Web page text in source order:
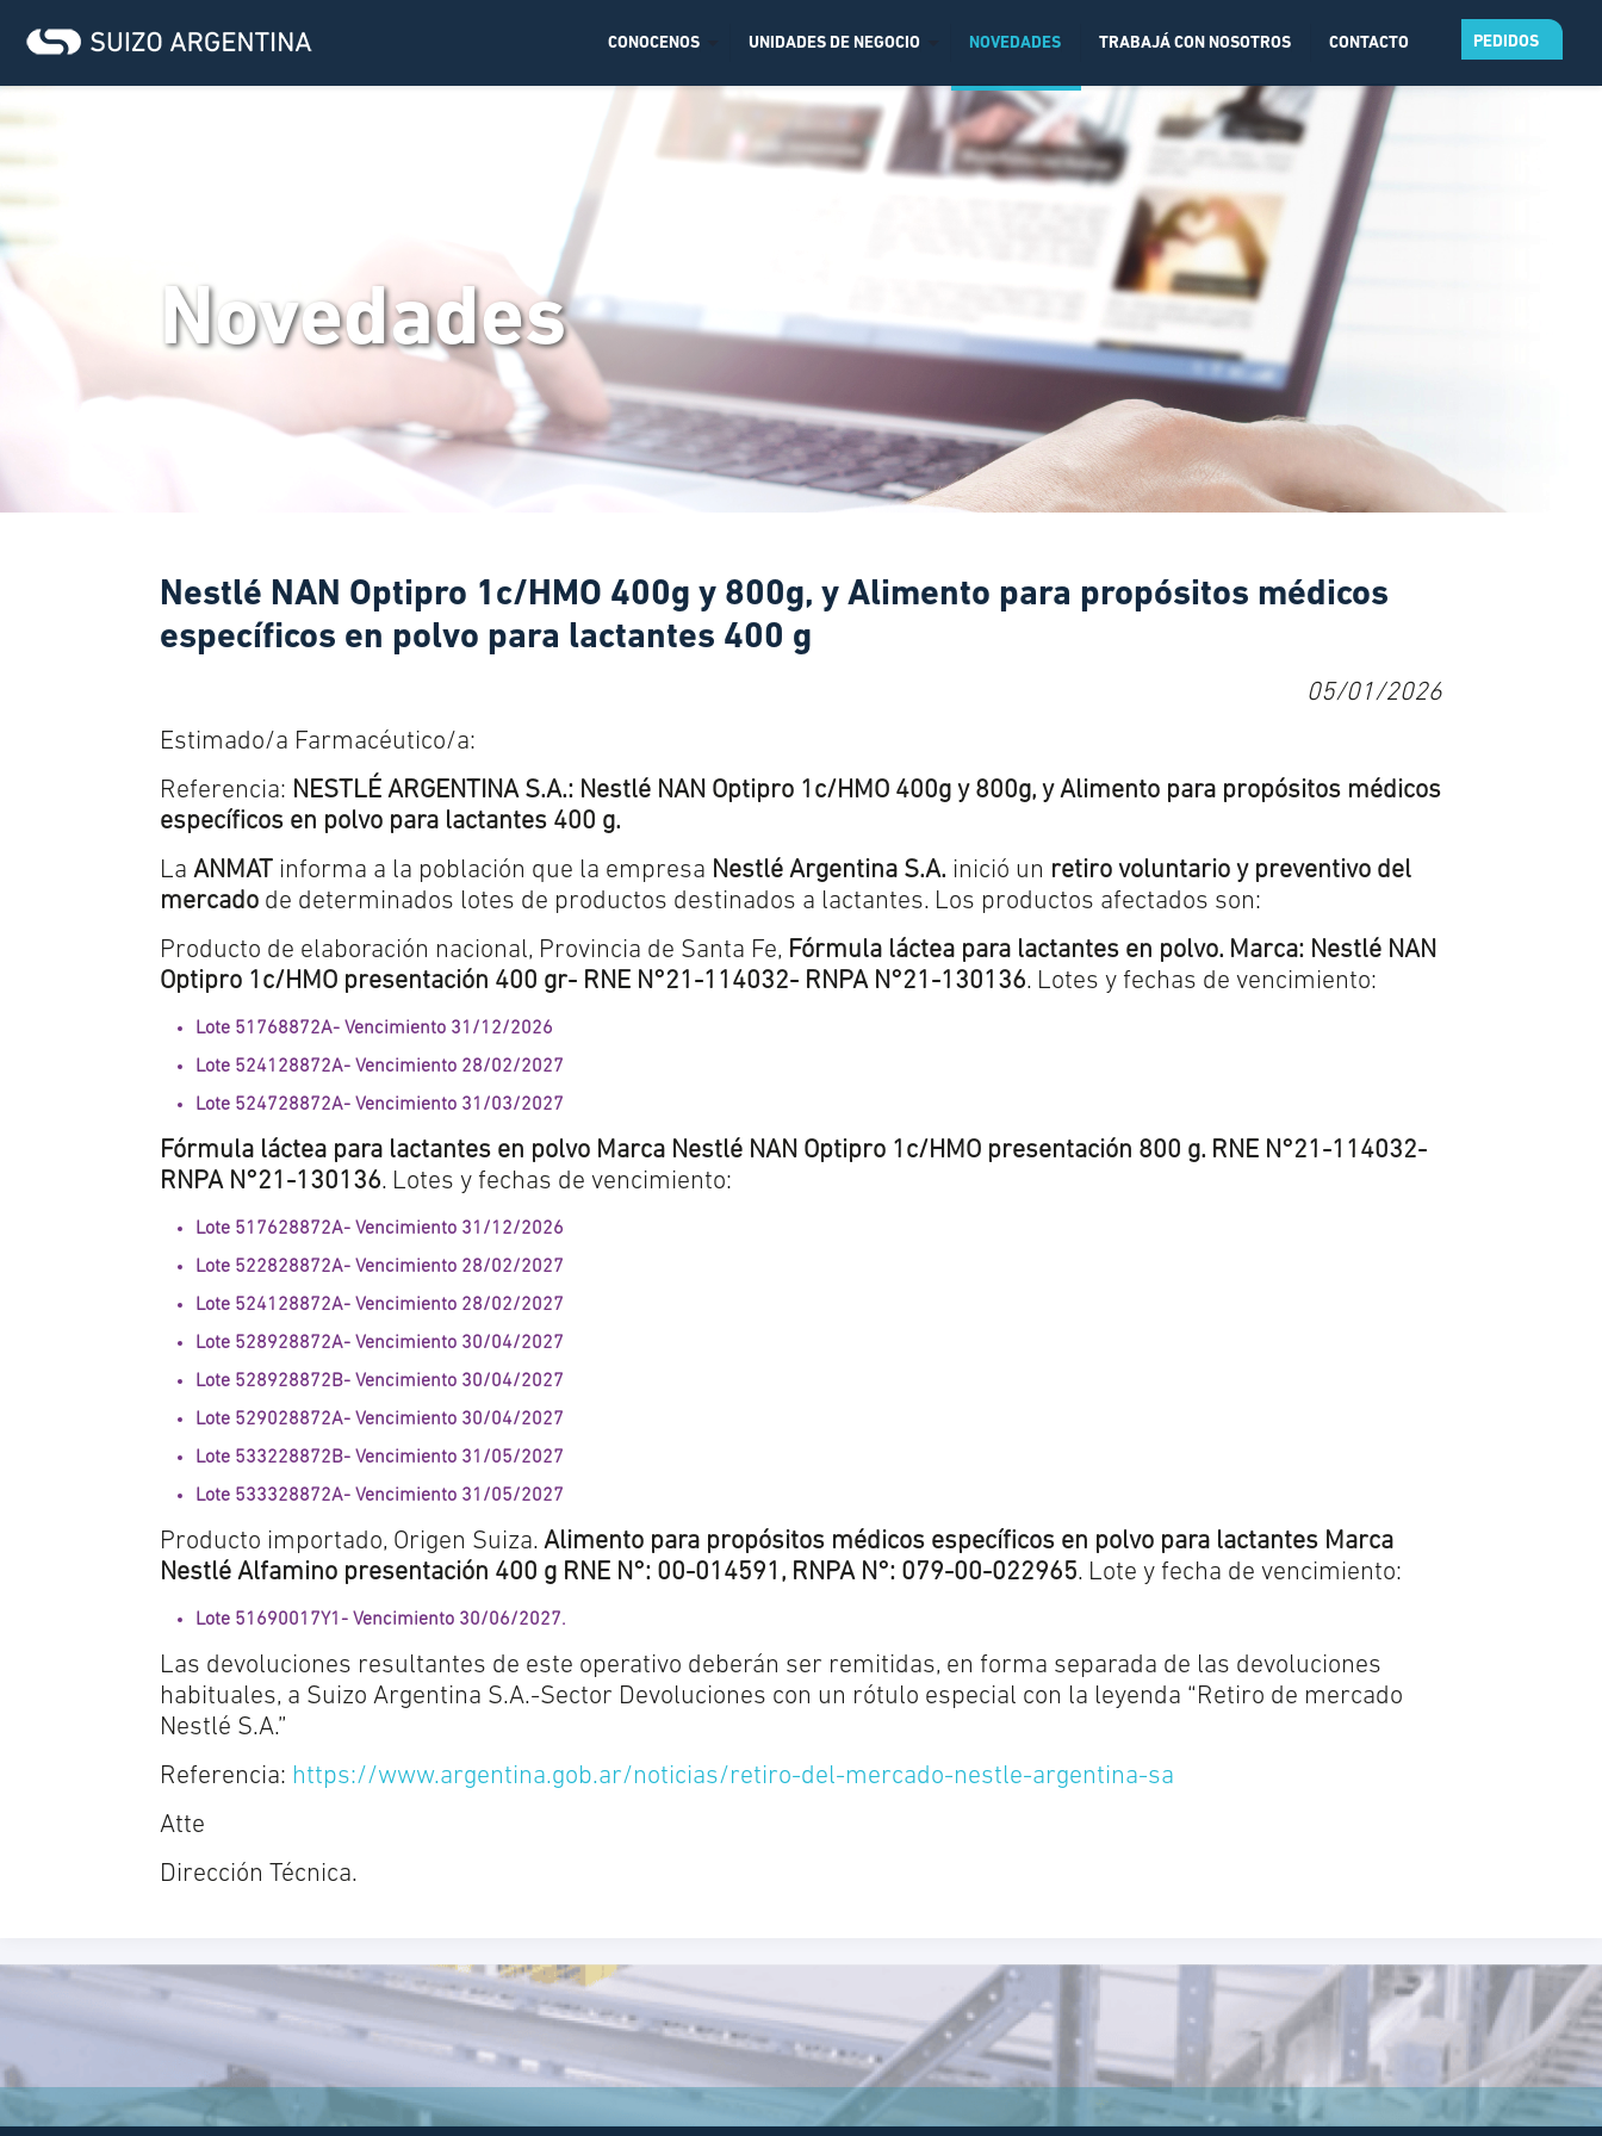
CONOCENOS UNIDADES DE NEGOCIO NOVEDADES TRABAJÁ CON NOSOTROS CONTACTO PEDIDOS
Novedades
Nestlé NAN Optipro 1c/HMO 400g y 800g, y Alimento para propósitos médicos
específicos en polvo para lactantes 400 g
05/01/2026
Estimado/a Farmacéutico/a:
Referencia: NESTLÉ ARGENTINA S.A.: Nestlé NAN Optipro 1c/HMO 400g y 800g, y Alimento para propósitos médicos
específicos en polvo para lactantes 400 g.
LaANMAT informa a la población que la empresa Nestlé Argentina S.A. inició un retiro voluntario y preventivo del
mercado de determinados lotes de productos destinados a lactantes. Los productos afectados son:
Producto de elaboración nacional, Provincia de Santa Fe, Fórmula láctea para lactantes en polvo. Marca: Nestlé NAN
Optipro 1c/HMO presentación 400 gr- RNE N°21-114032- RNPA N°21-130136. Lotes y fechas de vencimiento:
Lote 51768872A- Vencimiento 31/12/2026
Lote 524128872A- Vencimiento 28/02/2027
Lote 524728872A- Vencimiento 31/03/2027
Fórmula láctea para lactantes en polvo Marca Nestlé NAN Optipro 1c/HMO presentación 800 g. RNE N°21-114032-
RNPA N°21-130136. Lotes y fechas de vencimiento:
Lote 517628872A- Vencimiento 31/12/2026
Lote 522828872A- Vencimiento 28/02/2027
Lote 524128872A- Vencimiento 28/02/2027
Lote 528928872A- Vencimiento 30/04/2027
Lote 528928872B- Vencimiento 30/04/2027
Lote 529028872A- Vencimiento 30/04/2027
Lote 533228872B- Vencimiento 31/05/2027
Lote 533328872A- Vencimiento 31/05/2027
Producto importado, Origen Suiza.Alimento para propósitos médicos específicos en polvo para lactantes Marca
Nestlé Alfamino presentación 400 g RNE N°: 00-014591, RNPA N°: 079-00-022965. Lote y fecha de vencimiento:
Lote 51690017Y1- Vencimiento 30/06/2027.
Las devoluciones resultantes de este operativo deberán ser remitidas, en forma separada de las devoluciones
habituales, a Suizo Argentina S.A.-Sector Devoluciones con un rótulo especial con la leyenda “Retiro de mercado
Nestlé S.A.”
Referencia: https://www.argentina.gob.ar/noticias/retiro-del-mercado-nestle-argentina-sa
Atte
Dirección Técnica.